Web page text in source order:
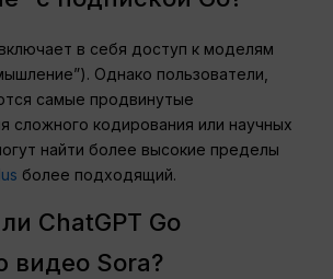
в себя доступ к моделям
Однако пользователи,
самые продвинутые
сложного кодирования или научных
найти более высокие пределы
более подходящий.
ChatGPT Go
видео Sora?